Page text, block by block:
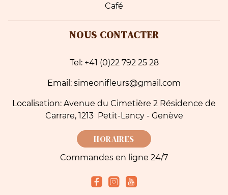
Café
NOUS CONTACTER
Tel: +41 (0)22 792 25 28
Email: simeonifleurs@gmail.com
Localisation: Avenue du Cimetière 2 Résidence de
Carrare, 1213 Petit-Lancy - Genève
HORAIRES
Commandes en ligne 24/7